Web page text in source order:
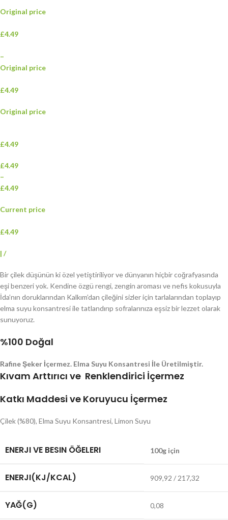
Original price
£4.49
–
Original price
£4.49
Original price
£4.49
£4.49
–
£4.49
Current price
£4.49
| /
Bir çilek düşünün ki özel yetiştiriliyor ve dünyanın hiçbir coğrafyasında
eşi benzeri yok. Kendine özgü rengi, zengin aroması ve nefis kokusuyla
İda’nın doruklarından Kalkım’dan çileğini sizler için tarlalarından toplayıp
elma suyu konsantresi ile tatlandırıp sofralarınıza eşsiz bir lezzet olarak
sunuyoruz.
%100 Doğal
Rafine Şeker İçermez. Elma Suyu Konsantresi İle Üretilmiştir.
Kıvam Arttırıcı ve Renklendirici İçermez
Katkı Maddesi ve Koruyucu İçermez
Çilek (%80), Elma Suyu Konsantresi, Limon Suyu
ENERJI VE BESIN ÖĞELERI 100g için
ENERJI(KJ/KCAL) 909,92 / 217,32
YAĞ(G) 0,08